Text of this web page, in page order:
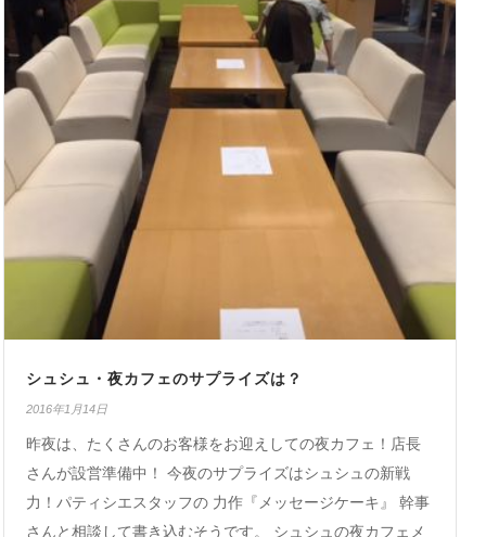
シュシュ・夜カフェのサプライズは？
2016年1月14日
昨夜は、たくさんのお客様をお迎えしての夜カフェ！店長
さんが設営準備中！ 今夜のサプライズはシュシュの新戦
力！パティシエスタッフの 力作『メッセージケーキ』 幹事
さんと相談して書き込むそうです。 シュシュの夜カフェメ